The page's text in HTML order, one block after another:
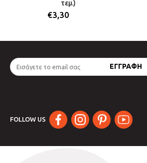
τεμ.)
€3,30
FOLLOW US